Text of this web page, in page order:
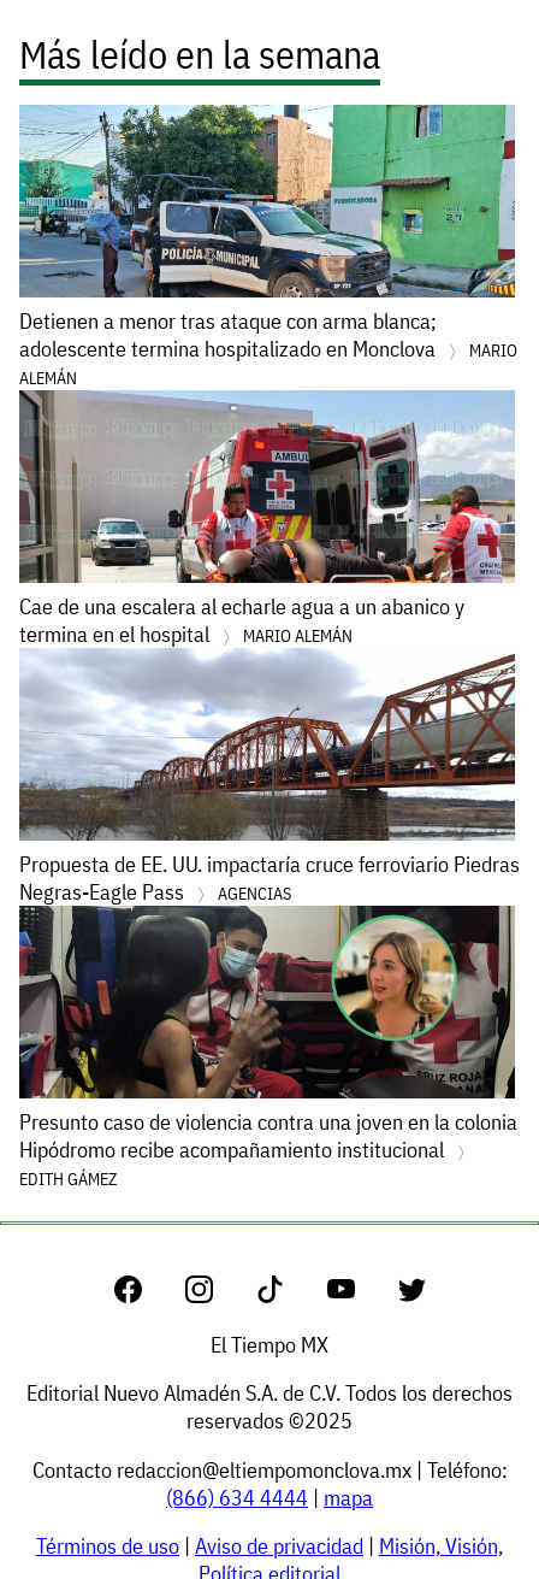
Más leído en la semana
Detienen a menor tras ataque con arma blanca;
adolescente termina hospitalizado en Monclova
MARIO
ALEMÁN
Cae de una escalera al echarle agua a un abanico y
termina en el hospital
MARIO ALEMÁN
Propuesta de EE. UU. impactaría cruce ferroviario Piedras
Negras-Eagle Pass
AGENCIAS
Presunto caso de violencia contra una joven en la colonia
Hipódromo recibe acompañamiento institucional
EDITH GÁMEZ
El Tiempo MX
Editorial Nuevo Almadén S.A. de C.V. Todos los derechos
reservados ©2025
Contacto redaccion@eltiempomonclova.mx| Teléfono:
(866) 634 4444 | mapa
Términos de uso | Aviso de privacidad | Misión, Visión,